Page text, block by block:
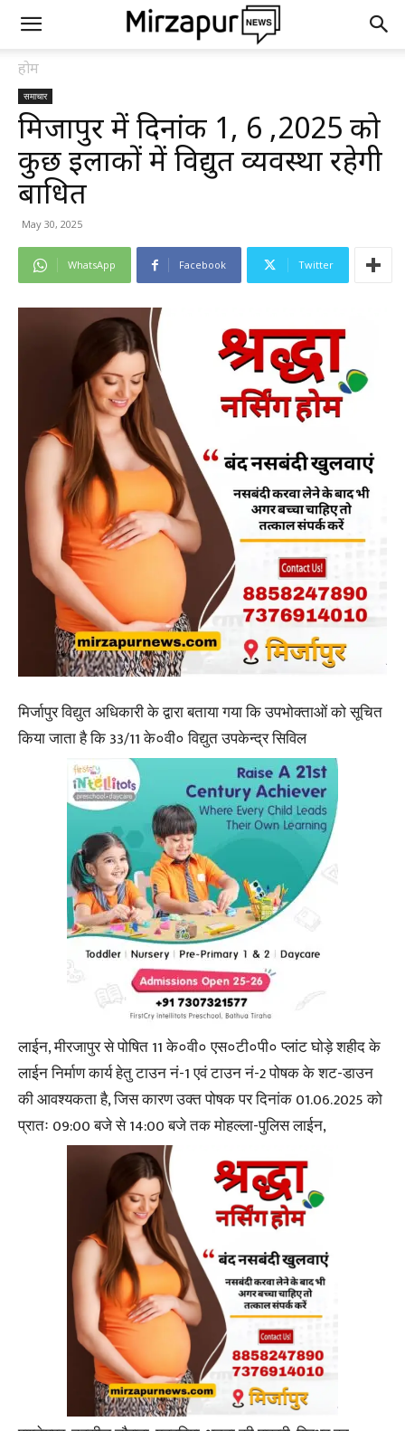
होम
समाचार
मिर्जापुर में दिनांक 1, 6 ,2025 को
कुछ इलाकों में विद्युत व्यवस्था रहेगी
बाधित
May 30, 2025
WhatsApp Facebook Twitter
मिर्जापुर विद्युत अधिकारी के द्वारा बताया गया कि उपभोक्ताओं को सूचित
किया जाता है कि 33/11 के०वी० विद्युत उपकेन्द्र सिविल
लाईन, मीरजापुर से पोषित 11 के०वी० एस०टी०पी० प्लांट घोड़े शहीद के
लाईन निर्माण कार्य हेतु टाउन नं-1 एवं टाउन नं-2 पोषक के शट-डाउन
की आवश्यकता है, जिस कारण उक्त पोषक पर दिनांक 01.06.2025 को
प्रातः 09:00 बजे से 14:00 बजे तक मोहल्ला-पुलिस लाईन,